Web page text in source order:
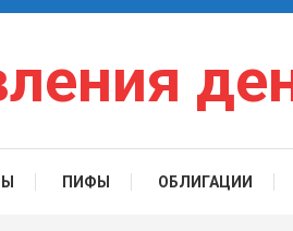
ПИФЫ ОБЛИГАЦИИ